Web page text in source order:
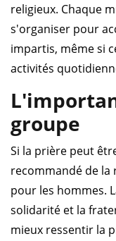
religieux. Chaque
s'organiser pour
impartis, même si
activités
groupe
Si la prière peut
recommandé de
pour les hommes.
solidarité et la
mieux ressentir la